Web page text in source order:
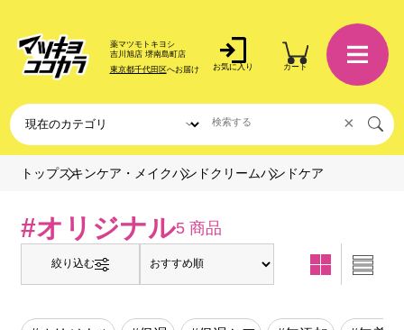
薬マツモトキヨシ
吉川旭店 堺南島町店
東京都千代田区へお届け お気に入り カート
×
トップスキンケア・メイクハンドクリームハンドケア
#オリジナル5 商品
絞り込む